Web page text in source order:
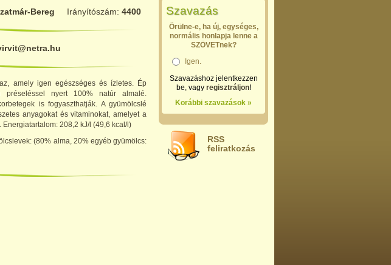
Bereg Irányítószám: 4400
amely igen egészséges és ízletes. Ép
préseléssel nyert 100% natúr almalé.
is fogyaszthatják. A gyümölcslé
anyagokat és vitaminokat, amelyet a
208,2 kJ/l (49,6 kcal/l)
: (80% alma, 20% egyéb gyümölcs:
Szavazás
Örülne-e, ha új, egységes,
normális honlapja lenne a
SZÖVETnek?
Igen.
Szavazáshoz jelentkezzen
be, vagy regisztráljon!
Korábbi szavazások »
RSS
feliratkozás